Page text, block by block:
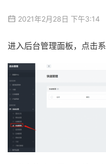
2021年2月28日 下午3:14
进入后台管理面板，点击